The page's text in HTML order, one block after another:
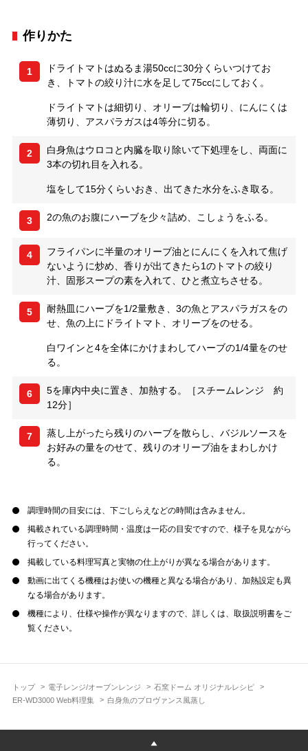
トップ 電子レンジ/オーブンレンジ
石窯ドーム オリジナルレシピ
ER-WD3000 Web料理集
白身魚のプロヴァンス風蒸し
作りかた
1
ドライトマトはぬるま湯50ccに30分くらいつけてお
き、トマトの絞り汁に水を足して75ccにしておく。
ドライトマトは細切り、オリーブは輪切り、にんにくは
薄切り、アスパラガスは4等分に切る。
2
白身魚はウロコと内臓を取り除いて下処理をし、両面に
3本の切れ目を入れる。
塩をして15分くらいおき、出てきた水分をふき取る。
3 2の魚のお腹にハーブを少々詰め、こしょうをふる。
4
フライパンに半量のオリーブ油とにんにくを入れて焦げ
ないように炒め、香りが出てきたら1のトマトの絞り
汁、固形スープの素を入れて、ひと煮立ちさせる。
5
耐熱皿にハーブを1/2量敷き、3の魚とアスパラガスをの
せ、魚の上にドライトマト、オリーブをのせる。
白ワインと4を全体にかけまわしてハーブの1/4量をのせ
る。
6
5を庫内中央に置き、加熱する。［スチームレンジ 約
12分］
7
蒸し上がったら残りのハーブを散らし、バジルソースを
お好みの量をのせて、残りのオリーブ油をまわしかけ
る。
調理時間の目安には、下ごしらえなどの時間は含みません。
掲載されている調理時間・温度は一応の目安ですので、様子を見ながら
行ってください。
掲載している料理写真と実物の仕上がりが異なる場合があります。
動画に出てくる機種はお使いの機種と異なる場合があり、加熱設定も異
なる場合があります。
機種により、仕様や操作が異なりますので、詳しくは、取扱説明書をご
覧ください。